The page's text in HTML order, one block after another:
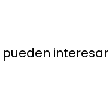
1
interesar